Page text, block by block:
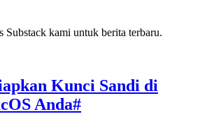
Substack kami untuk berita terbaru.
Kunci Sandi di
Anda#